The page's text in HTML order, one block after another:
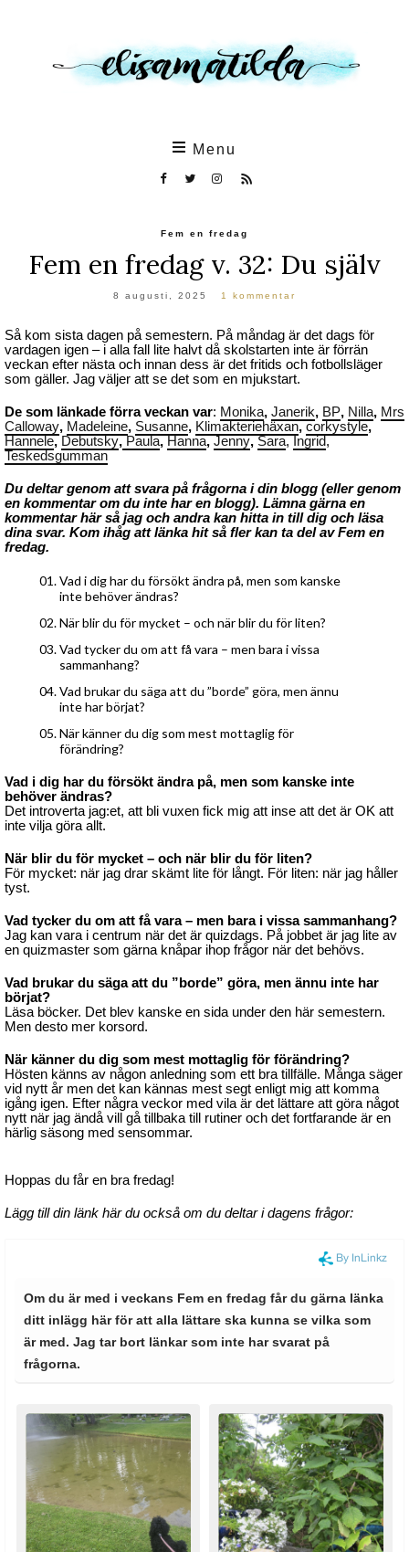
Menu
Fem en fredag
Fem en fredag v. 32: Du själv
8 augusti, 2025 1 kommentar
Så kom sista dagen på semestern. På måndag är det dags för
vardagen igen – i alla fall lite halvt då skolstarten inte är förrän
veckan efter nästa och innan dess är det fritids och fotbollsläger
som gäller. Jag väljer att se det som en mjukstart.
De som länkade förra veckan var: Monika, Janerik, BP, Nilla, Mrs
Calloway, Madeleine, Susanne, Klimakteriehäxan, corkystyle,
Hannele, Debutsky, Paula, Hanna, Jenny, Sara, Ingrid,
Teskedsgumman
Du deltar genom att svara på frågorna i din blogg (eller genom
en kommentar om du inte har en blogg). Lämna gärna en
kommentar här så jag och andra kan hitta in till dig och läsa
dina svar. Kom ihåg att länka hit så fler kan ta del av Fem en
fredag.
Vad i dig har du försökt ändra på, men som kanske
inte behöver ändras?
När blir du för mycket – och när blir du för liten?
Vad tycker du om att få vara – men bara i vissa
sammanhang?
Vad brukar du säga att du ”borde” göra, men ännu
inte har börjat?
När känner du dig som mest mottaglig för
förändring?
Vad i dig har du försökt ändra på, men som kanske inte
behöver ändras?
Det introverta jag:et, att bli vuxen fick mig att inse att det är OK att
inte vilja göra allt.
När blir du för mycket – och när blir du för liten?
För mycket: när jag drar skämt lite för långt. För liten: när jag håller
tyst.
Vad tycker du om att få vara – men bara i vissa sammanhang?
Jag kan vara i centrum när det är quizdags. På jobbet är jag lite av
en quizmaster som gärna knåpar ihop frågor när det behövs.
Vad brukar du säga att du ”borde” göra, men ännu inte har
börjat?
Läsa böcker. Det blev kanske en sida under den här semestern.
Men desto mer korsord.
När känner du dig som mest mottaglig för förändring?
Hösten känns av någon anledning som ett bra tillfälle. Många säger
vid nytt år men det kan kännas mest segt enligt mig att komma
igång igen. Efter några veckor med vila är det lättare att göra något
nytt när jag ändå vill gå tillbaka till rutiner och det fortfarande är en
härlig säsong med sensommar.
Hoppas du får en bra fredag!
Lägg till din länk här du också om du deltar i dagens frågor: